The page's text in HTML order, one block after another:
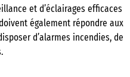
et d’éclairages efficaces
également répondre aux
d’alarmes incendies, de